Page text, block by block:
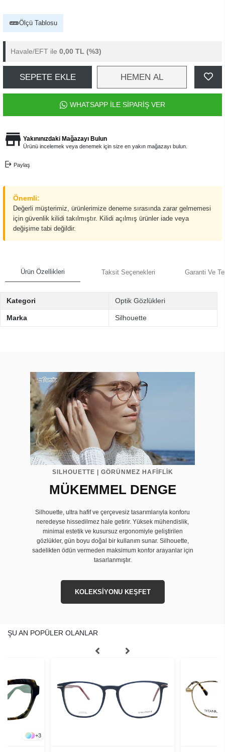
Ölçü Tablosu
Havale/EFT ile 0,00 TL (%3)
SEPETE EKLE HEMEN AL
WHATSAPP İLE SİPARİŞ VER
Yakınınızdaki Mağazayı Bulun
Ürünü incelemek veya denemek için size en yakın mağazayı bulun.
Paylaş
Önemli:
Değerli müşterimiz, ürünlerimize deneme sırasında zarar gelmemesi
için güvenlik kilidi takılmıştır. Kilidi açılmış ürünler iade veya
değişime tabi değildir.
Ürün Özellikleri Taksit Seçenekleri Garanti Ve
Kategori Optik Gözlükleri
Marka Silhouette
SILHOUETTE | GÖRÜNMEZ HAFİFLİK
MÜKEMMEL DENGE
Silhouette, ultra hafif ve çerçevesiz tasarımlarıyla konforu
neredeyse hissedilmez hale getirir. Yüksek mühendislik,
minimal estetik ve kusursuz ergonomiyle geliştirilen
gözlükler, gün boyu doğal bir kullanım sunar. Silhouette,
sadelikten ödün vermeden maksimum konfor arayanlar için
tasarlanmıştır.
KOLEKSİYONU KEŞFET
ŞU AN POPÜLER OLANLAR
+3